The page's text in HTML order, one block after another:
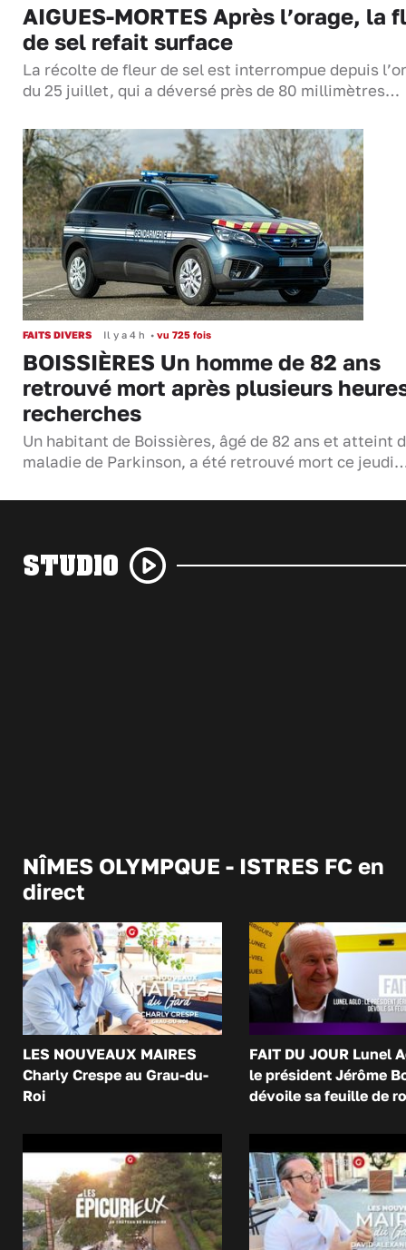
AIGUES-MORTES Après l’orage, la
de sel refait surface
La récolte de fleur de sel est interrompue depuis
du 25 juillet, qui a déversé près de 80 millimètres…
FAITS DIVERS Il y a 4 h • vu 725 fois
BOISSIÈRES Un homme de 82 ans
retrouvé mort après plusieurs
recherches
Un habitant de Boissières, âgé de 82 ans et atteint
maladie de Parkinson, a été retrouvé mort ce
STUDIO
NÎMES OLYMPQUE - ISTRES FC en
direct
LES NOUVEAUX MAIRES
Charly Crespe au Grau-du-
Roi
FAIT DU JOUR Lunel
le président Jérôme
dévoile sa feuille de